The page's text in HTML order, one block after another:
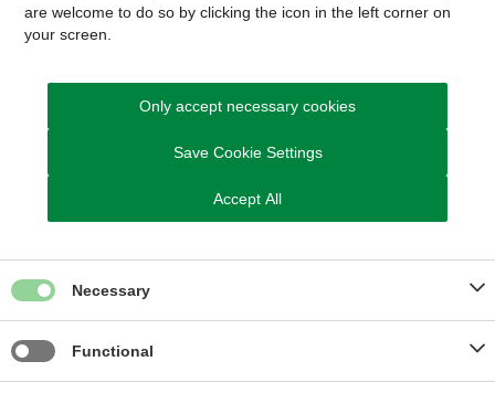
Send Digital Post til Udvikling, Kultur og Erhverv
som borger
Virksomhed/forening:Send Digital Post til Udvikling, Kultur
og Erhverv som virksomhed/forening
Tlf. 8794 7000
Telefontid:
Mandag, tirsdag og onsdag: kl. 09.00 - 13.00
Torsdag: kl. 13.00 - 17.00
Fredag: kl. 09.00 - 13.00
are welcome to do so by clicking the icon in the left corner on
your screen.
Only accept necessary cookies
Save Cookie Settings
Accept All
Necessary
Functional